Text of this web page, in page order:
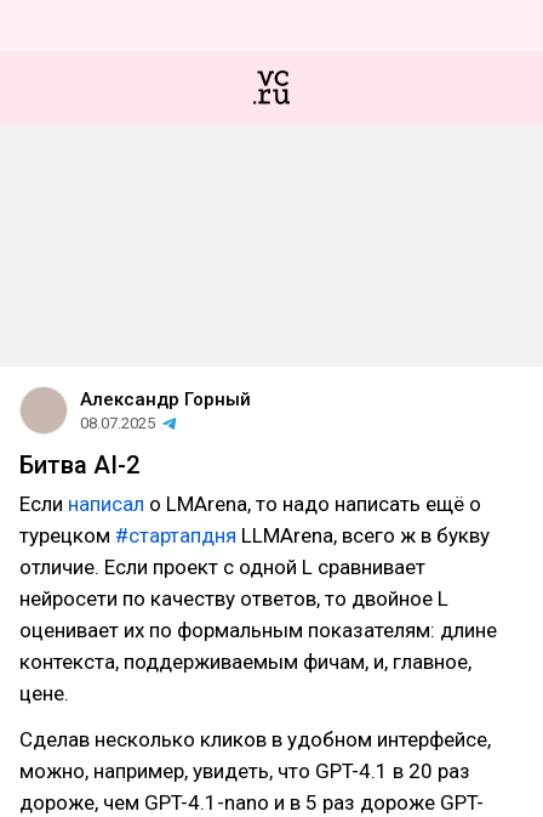
Александр Горный
08.07.2025
Битва AI-2
Если написал о LMArena, то надо написать ещё о
турецком #стартапдня LLMArena, всего ж в букву
отличие. Если проект с одной L сравнивает
нейросети по качеству ответов, то двойное L
оценивает их по формальным показателям: длине
контекста, поддерживаемым фичам, и, главное,
цене.
Сделав несколько кликов в удобном интерфейсе,
можно, например, увидеть, что GPT-4.1 в 20 раз
дороже, чем GPT-4.1-nano и в 5 раз дороже GPT-